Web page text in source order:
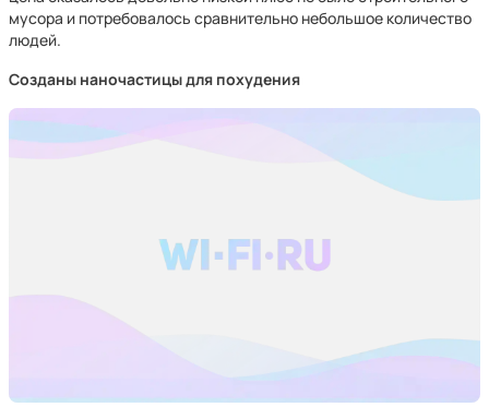
мусора и потребовалось сравнительно небольшое количество
людей.
Созданы наночастицы для похудения